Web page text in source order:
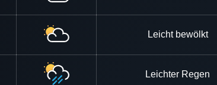
Leicht bewölkt
Leichter Regen